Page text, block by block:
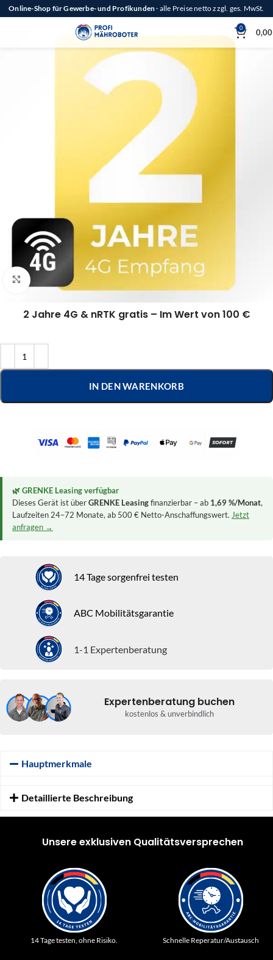
Online-Shop für Gewerbe- und Profikunden· alle Preise netto zzgl. ges. MwSt.
0
Klick zum Vergrößern
2 Jahre 4G & nRTK gratis – Im Wert von 100 €
IN DEN WARENKORB
🌿 GRENKE Leasing verfügbar
Dieses Gerät ist überGRENKE Leasingfinanzierbar – ab 1,69 %/Monat,
Laufzeiten 24–72 Monate, ab 500 € Netto-Anschaffungswert. Jetzt
anfragen →
14 Tage sorgenfrei testen
ABC Mobilitätsgarantie
1-1 Expertenberatung
Expertenberatung buchen
kostenlos & unverbindlich
Hauptmerkmale
Detaillierte Beschreibung
Unsere exklusiven Qualitätsversprechen
14 Tage testen, ohne Risiko. Schnelle Reperatur/Austausch